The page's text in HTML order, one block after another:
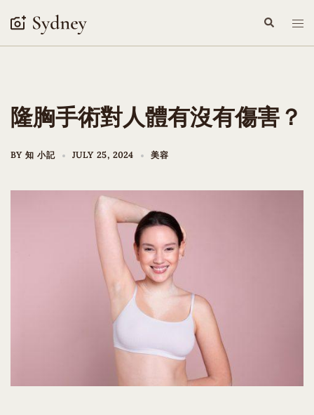
content
Search
隆胸手術對人體有沒有傷害？
BY 知 小記 JULY 25, 2024 美容